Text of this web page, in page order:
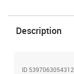
Description
ID 5397063054312